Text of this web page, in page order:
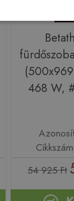
468 W,
54 925 Ft